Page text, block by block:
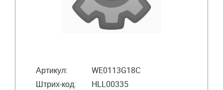
Артикул:
WE0113G18C
Штрих-код:
HLL00335